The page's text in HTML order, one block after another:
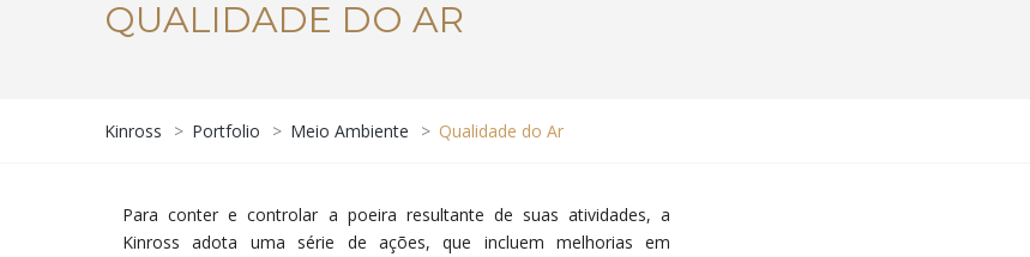
QUALIDADE DO AR
Kinross > Portfolio > Meio Ambiente > Qualidade do Ar
Para conter e controlar a poeira resultante de suas atividades, a
Kinross adota uma série de ações, que incluem melhorias em